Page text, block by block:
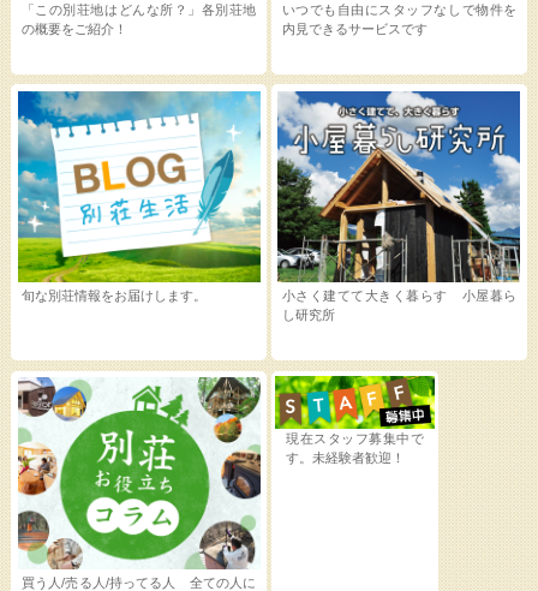
いつでも自由にスタッフなしで物件を
内見できるサービスです
旬な別荘情報をお届けします。
買う人/売る人/持ってる人 全ての人に
小さく建てて大きく暮らす 小屋暮ら
し研究所
「この別荘地はどんな所？」各別荘地
の概要をご紹介！
現在スタッフ募集中で
す。未経験者歓迎！